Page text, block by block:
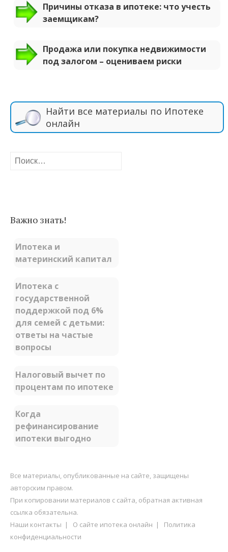
Причины отказа в ипотеке: что учесть
заемщикам?
Продажа или покупка недвижимости
под залогом – оцениваем риски
Найти все материалы по Ипотеке
онлайн
Найти:
Важно знать!
Ипотека и
материнский капитал
Ипотека с
государственной
поддержкой под 6%
для семей с детьми:
ответы на частые
вопросы
Налоговый вычет по
процентам по ипотеке
Когда
рефинансирование
ипотеки выгодно
Все материалы, опубликованные на сайте, защищены
авторским правом.
При копировании материалов с сайта, обратная активная
ссылка обязательна.
Наши контакты | О сайте ипотека онлайн | Политика
конфиденциальности